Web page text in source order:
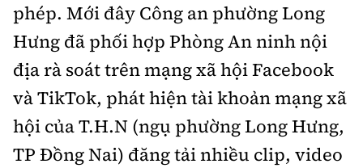
phép. Mới đây Công an phường Long
Hưng đã phối hợp Phòng An ninh nội
địa rà soát trên mạng xã hội Facebook
và TikTok, phát hiện tài khoản mạng xã
hội của T.H.N (ngụ phường Long Hưng,
TP Đồng Nai) đăng tải nhiều clip, video